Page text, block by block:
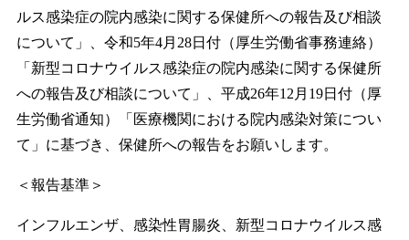
ルス感染症の院内感染に関する保健所への報告及び相談
について」、令和5年4月28日付（厚生労働省事務連絡）
「新型コロナウイルス感染症の院内感染に関する保健所
への報告及び相談について」、平成26年12月19日付（厚
生労働省通知）「医療機関における院内感染対策につい
て」に基づき、保健所への報告をお願いします。
＜報告基準＞
インフルエンザ、感染性胃腸炎、新型コロナウイルス感